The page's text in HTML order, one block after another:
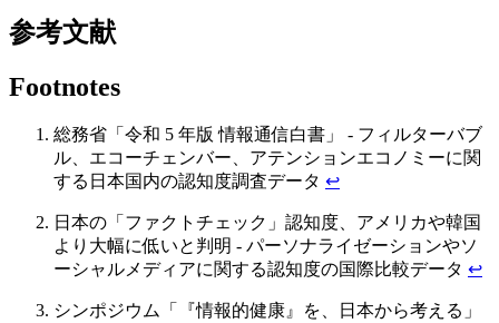
参考文献
Footnotes
総務省「令和 5 年版 情報通信白書」 - フィルターバブ
ル、エコーチェンバー、アテンションエコノミーに関
する日本国内の認知度調査データ ↩
日本の「ファクトチェック」認知度、アメリカや韓国
より大幅に低いと判明 - パーソナライゼーションやソ
ーシャルメディアに関する認知度の国際比較データ ↩
シンポジウム「『情報的健康』を、日本から考える」